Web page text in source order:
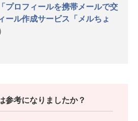
「プロフィールを携帯メールで交
ール作成サービス「メルちょ
参考になりましたか？